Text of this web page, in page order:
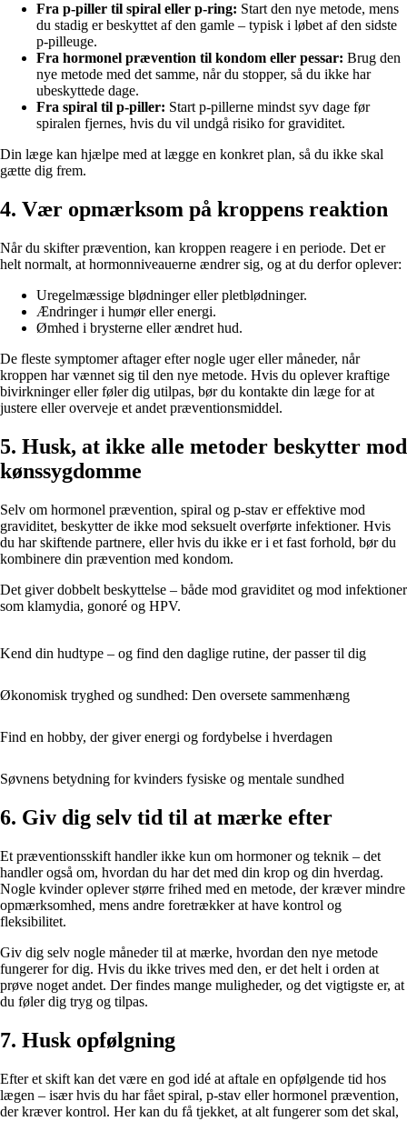
Fra p-piller til spiral eller p-ring: Start den nye metode, mens
du stadig er beskyttet af den gamle – typisk i løbet af den sidste
p-pilleuge.
Fra hormonel prævention til kondom eller pessar: Brug den
nye metode med det samme, når du stopper, så du ikke har
ubeskyttede dage.
Fra spiral til p-piller: Start p-pillerne mindst syv dage før
spiralen fjernes, hvis du vil undgå risiko for graviditet.
Din læge kan hjælpe med at lægge en konkret plan, så du ikke skal
gætte dig frem.
4. Vær opmærksom på kroppens reaktion
Når du skifter prævention, kan kroppen reagere i en periode. Det er
helt normalt, at hormonniveauerne ændrer sig, og at du derfor oplever:
Uregelmæssige blødninger eller pletblødninger.
Ændringer i humør eller energi.
Ømhed i brysterne eller ændret hud.
De fleste symptomer aftager efter nogle uger eller måneder, når
kroppen har vænnet sig til den nye metode. Hvis du oplever kraftige
bivirkninger eller føler dig utilpas, bør du kontakte din læge for at
justere eller overveje et andet præventionsmiddel.
5. Husk, at ikke alle metoder beskytter mod
kønssygdomme
Selv om hormonel prævention, spiral og p-stav er effektive mod
graviditet, beskytter de ikke mod seksuelt overførte infektioner. Hvis
du har skiftende partnere, eller hvis du ikke er i et fast forhold, bør du
kombinere din prævention med kondom.
Det giver dobbelt beskyttelse – både mod graviditet og mod infektioner
som klamydia, gonoré og HPV.
Kend din hudtype – og find den daglige rutine, der passer til dig
Økonomisk tryghed og sundhed: Den oversete sammenhæng
Find en hobby, der giver energi og fordybelse i hverdagen
Søvnens betydning for kvinders fysiske og mentale sundhed
6. Giv dig selv tid til at mærke efter
Et præventionsskift handler ikke kun om hormoner og teknik – det
handler også om, hvordan du har det med din krop og din hverdag.
Nogle kvinder oplever større frihed med en metode, der kræver mindre
opmærksomhed, mens andre foretrækker at have kontrol og
fleksibilitet.
Giv dig selv nogle måneder til at mærke, hvordan den nye metode
fungerer for dig. Hvis du ikke trives med den, er det helt i orden at
prøve noget andet. Der findes mange muligheder, og det vigtigste er, at
du føler dig tryg og tilpas.
7. Husk opfølgning
Efter et skift kan det være en god idé at aftale en opfølgende tid hos
lægen – især hvis du har fået spiral, p-stav eller hormonel prævention,
der kræver kontrol. Her kan du få tjekket, at alt fungerer som det skal,